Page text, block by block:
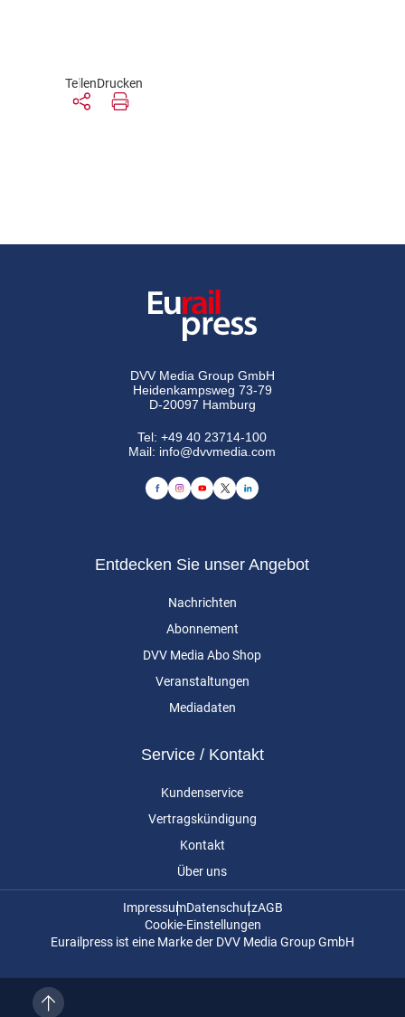
TeilenDrucken
DVV Media Group GmbH
Heidenkampsweg 73-79
D-20097 Hamburg
Tel:+49 40 23714-100
Mail: info@dvvmedia.com
Entdecken Sie unser Angebot
Nachrichten
Abonnement
DVV Media Abo Shop
Veranstaltungen
Mediadaten
Service / Kontakt
Kundenservice
Vertragskündigung
Kontakt
Über uns
ImpressumDatenschutzAGB
Cookie-Einstellungen
Eurailpress ist eine Marke der DVV Media Group GmbH